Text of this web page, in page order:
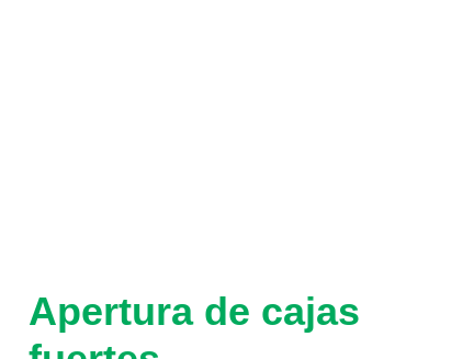
Apertura de cajas